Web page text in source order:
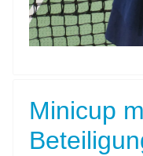
Minicup